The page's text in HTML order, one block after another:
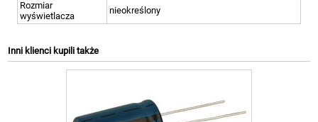
Rozmiar
wyświetlacza
nieokreślony
Inni klienci kupili także